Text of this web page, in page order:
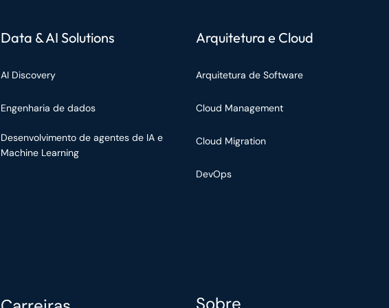
Data & AI Solutions
AI Discovery
Engenharia de dados
Desenvolvimento de agentes de IA e
Machine Learning
Arquitetura e Cloud
Arquitetura de Software
Cloud Management
Cloud Migration
DevOps
Sobre